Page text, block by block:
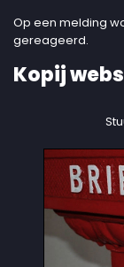
Op een melding
gereageerd.
Kopij